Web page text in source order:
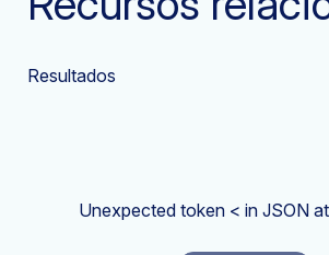
Resultados
Unexpected token < in JSON